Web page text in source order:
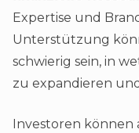
Expertise und
Unterstützung
schwierig sein, in
zu expandieren
Investoren können